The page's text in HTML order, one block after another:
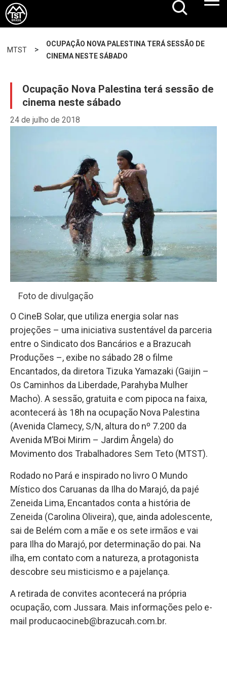
MTST >
OCUPAÇÃO NOVA PALESTINA TERÁ SESSÃO DE
CINEMA NESTE SÁBADO
Ocupação Nova Palestina terá sessão de
cinema neste sábado
24 de julho de 2018
Foto de divulgação
O CineB Solar, que utiliza energia solar nas
projeções – uma iniciativa sustentável da parceria
entre o Sindicato dos Bancários e a Brazucah
Produções –, exibe no sábado 28 o filme
Encantados, da diretora Tizuka Yamazaki (Gaijin –
Os Caminhos da Liberdade, Parahyba Mulher
Macho). A sessão, gratuita e com pipoca na faixa,
acontecerá às 18h na ocupação Nova Palestina
(Avenida Clamecy, S/N, altura do nº 7.200 da
Avenida M’Boi Mirim – Jardim Ângela) do
Movimento dos Trabalhadores Sem Teto (MTST).
Rodado no Pará e inspirado no livro O Mundo
Místico dos Caruanas da Ilha do Marajó, da pajé
Zeneida Lima, Encantados conta a história de
Zeneida (Carolina Oliveira), que, ainda adolescente,
sai de Belém com a mãe e os sete irmãos e vai
para Ilha do Marajó, por determinação do pai. Na
ilha, em contato com a natureza, a protagonista
descobre seu misticismo e a pajelança.
A retirada de convites acontecerá na própria
ocupação, com Jussara. Mais informações pelo e-
mail producaocineb@brazucah.com.br.